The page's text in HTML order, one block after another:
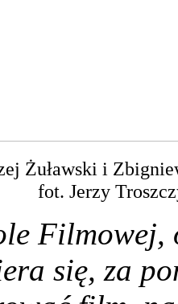
Żuławski i
fot. Jerzy
Filmowej,
się, za